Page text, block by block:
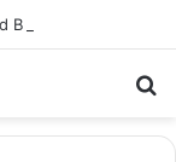
Corporation™